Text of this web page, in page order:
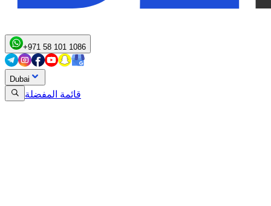
+971 58 101 1086
Dubai
قائمة المفضلة